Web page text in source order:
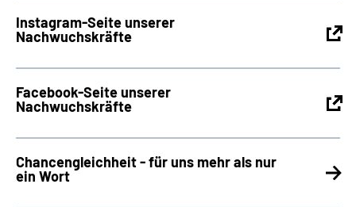
Instagram-Seite unserer
Nachwuchskräfte
Facebook-Seite unserer
Nachwuchskräfte
Chancengleichheit - für uns mehr als nur
ein Wort